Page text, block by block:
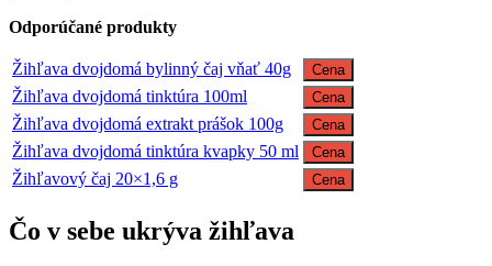
Odporúčané produkty
Žihľava dvojdomá bylinný čaj vňať 40g Cena
Žihľava dvojdomá tinktúra 100ml Cena
Žihľava dvojdomá extrakt prášok 100g Cena
Žihľava dvojdomá tinktúra kvapky 50 ml Cena
Žihľavový čaj 20×1,6 g Cena
Čo v sebe ukrýva žihľava